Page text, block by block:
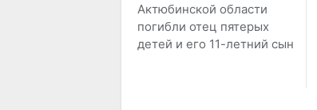
Актюбинской области
погибли отец пятерых
детей и его 11-летний сын